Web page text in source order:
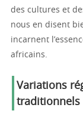
des cultures et
nous en disent
incarnent
africains.
Variations
traditionnels